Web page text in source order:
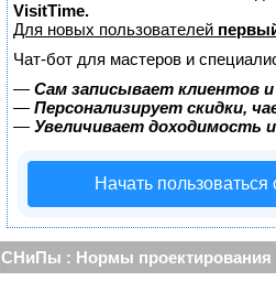
VisitTime.
Для новых пользователей
Чат-бот для мастеров и
— Сам записывает клиентов
— Персонализирует скидки,
— Увеличивает доходимость
Начать
СНиПы : Нормы проектирования